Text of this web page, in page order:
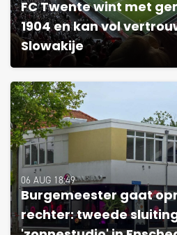
FC Twente wint met
1904 en kan vol
Slowakije
06 AUG 18:49
Burgemeester gaat
rechter: tweede